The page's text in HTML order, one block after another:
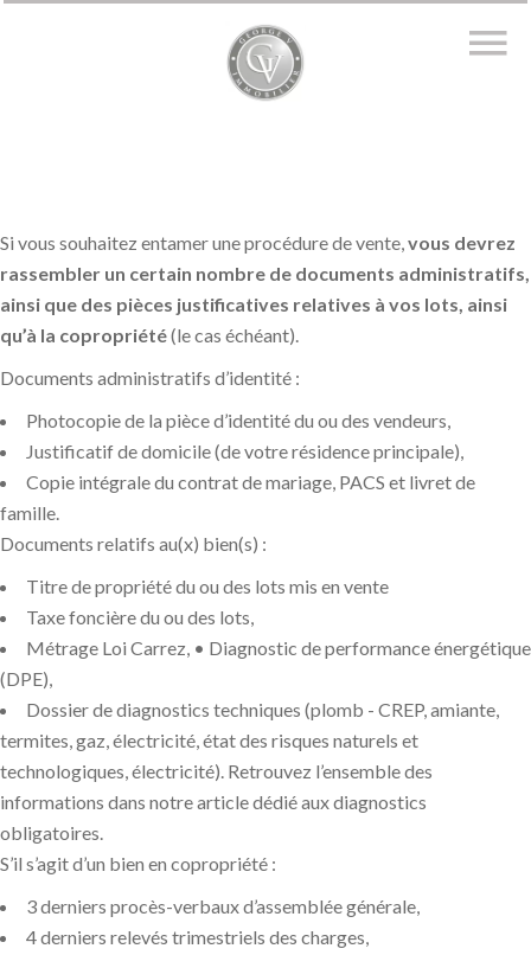
Si vous souhaitez entamer une procédure de vente,vous devrez
rassembler un certain nombre de documents administratifs,
ainsi que des pièces justificatives relatives à vos lots, ainsi
qu’à la copropriété(le cas échéant).
Documents administratifs d’identité :
Photocopie de la pièce d’identité du ou des vendeurs,
Justificatif de domicile (de votre résidence principale),
Copie intégrale du contrat de mariage, PACS et livret de
famille.
Documents relatifs au(x) bien(s) :
Titre de propriété du ou des lots mis en vente
Taxe foncière du ou des lots,
Métrage Loi Carrez, • Diagnostic de performance énergétique
(DPE),
Dossier de diagnostics techniques (plomb - CREP, amiante,
termites, gaz, électricité, état des risques naturels et
technologiques, électricité). Retrouvez l’ensemble des
informations dans notre article dédié aux diagnostics
obligatoires.
S’il s’agit d’un bien en copropriété :
3 derniers procès-verbaux d’assemblée générale,
4 derniers relevés trimestriels des charges,